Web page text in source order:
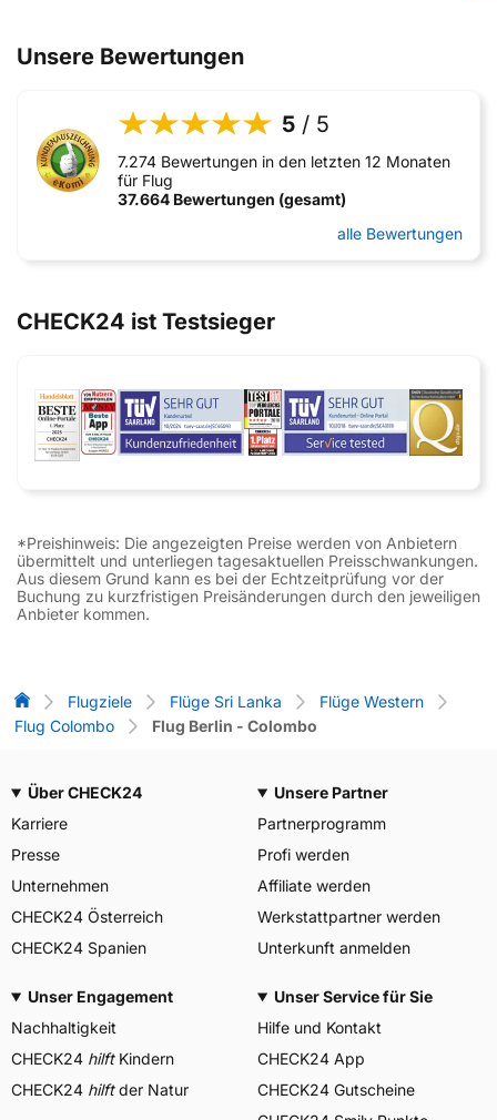
Unsere Bewertungen
5 / 5
7.274 Bewertungen in den letzten 12 Monaten
für Flug
37.664 Bewertungen (gesamt)
alle Bewertungen
CHECK24 ist Testsieger
*Preishinweis: Die angezeigten Preise werden von Anbietern
übermittelt und unterliegen tagesaktuellen Preisschwankungen.
Aus diesem Grund kann es bei der Echtzeitprüfung vor der
Buchung zu kurzfristigen Preisänderungen durch den jeweiligen
Anbieter kommen.
Flug-Vergleich
Flugziele Flüge Sri Lanka
Flüge Western
Flug Colombo
Flug Berlin - Colombo
Über CHECK24
Karriere
Presse
Unternehmen
CHECK24 Österreich
CHECK24 Spanien
Unsere Partner
Partnerprogramm
Profi werden
Affiliate werden
Werkstattpartner werden
Unterkunft anmelden
Unser Engagement
Nachhaltigkeit
CHECK24 hilftKindern
CHECK24 hilftder Natur
Unser Service für Sie
Hilfe und Kontakt
CHECK24 App
CHECK24 Gutscheine